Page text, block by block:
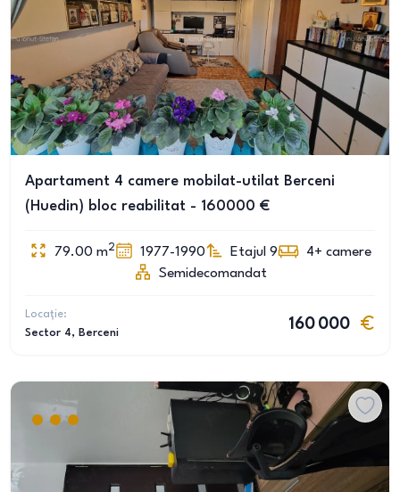
Apartament 4 camere mobilat-utilat Berceni
(Huedin) bloc reabilitat - 160000 €
79.00 m2 1977-1990 Etajul 9 4+ camere
Semidecomandat
Locație:
Sector 4, Berceni
160 000